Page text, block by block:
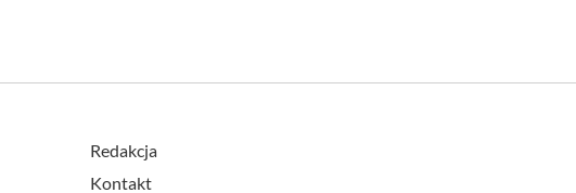
Redakcja
Kontakt